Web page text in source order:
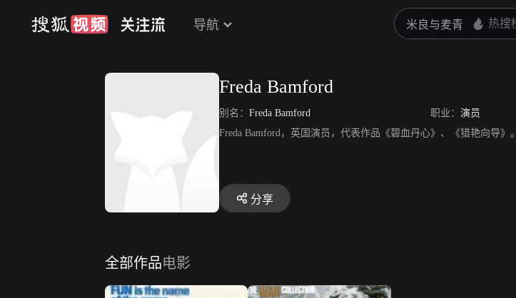
导航
Freda Bamford
别名： Freda Bamford 职业： 演员
Freda Bamford，英国演员，代表作品《碧血丹心》、《猎艳向导》。
分享
全部作品电影